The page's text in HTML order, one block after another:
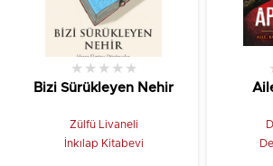
Bizi Sürükleyen Nehir
★ ★ ★ ★ ★
Zülfü Livaneli
İnkılap Kitabevi